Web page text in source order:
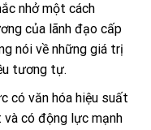
nhở một cách
của lãnh đạo cấp
nói về những giá trị
tương tự.
có văn hóa hiệu suất
và có động lực mạnh